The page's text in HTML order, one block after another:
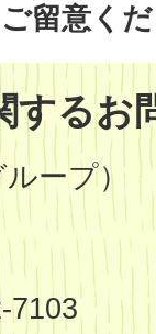
留意く
するお
ープ）
7103